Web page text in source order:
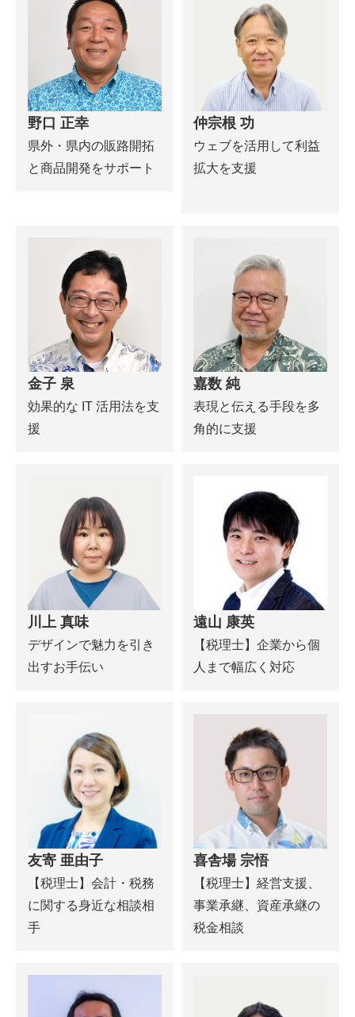
野口 正幸
県外・県内の販路開拓
と商品開発をサポート
仲宗根 功
ウェブを活用して利益
拡大を支援
金子 泉
効果的な IT 活用法を支
援
嘉数 純
表現と伝える手段を多
角的に支援
川上 真味
デザインで魅力を引き
出すお手伝い
遠山 康英
【税理士】企業から個
人まで幅広く対応
友寄 亜由子
【税理士】会計・税務
に関する身近な相談相
手
喜舎場 宗悟
【税理士】経営支援、
事業承継、資産承継の
税金相談